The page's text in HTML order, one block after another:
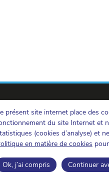
présent site internet place des
du site Internet et
(cookies d’analyse) et
en matière de cookies
Ok, j’ai compris Continuer